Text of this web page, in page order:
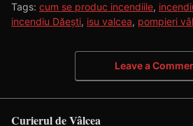
Tags: cum se produc incendiile,
incendiu Dăești, isu valcea, pompieri
Leave a
Curierul de Vâlcea